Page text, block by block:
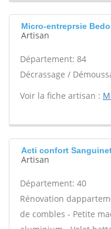
Micro-entreprsie
Artisan
Département: 84
Décrassage /
Voir la fiche artisan :
Acti confort
Artisan
Département: 40
Rénovation
de combles - Petite